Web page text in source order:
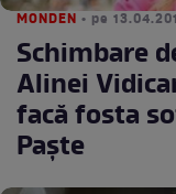
MONDEN • pe
Schimbare
Alinei
facă fosta
Paște